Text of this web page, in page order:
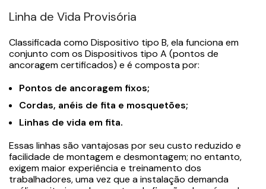
Linha de Vida Provisória
Classificada como Dispositivo tipo B, ela funciona em
conjunto com os Dispositivos tipo A (pontos de
ancoragem certificados) e é composta por:
Pontos de ancoragem fixos;
Cordas, anéis de fita e mosquetões;
Linhas de vida em fita.
Essas linhas são vantajosas por seu custo reduzido e
facilidade de montagem e desmontagem; no entanto,
exigem maior experiência e treinamento dos
trabalhadores, uma vez que a instalação demanda